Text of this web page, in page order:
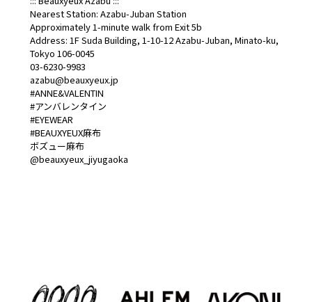
Nearest Station: Azabu-Juban Station
Approximately 1-minute walk from Exit 5b
Address: 1F Suda Building, 1-10-12 Azabu-Juban, Minato-ku,
Tokyo 106-0045
03-6230-9983
azabu@beauxyeux.jp
#ANNE&VALENTIN
#アンバレンタイン
#EYEWEAR
#BEAUXYEUX麻布
ボズュー麻布
@beauxyeux_jiyugaoka